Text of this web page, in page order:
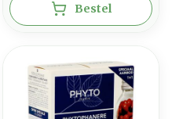
Bestel